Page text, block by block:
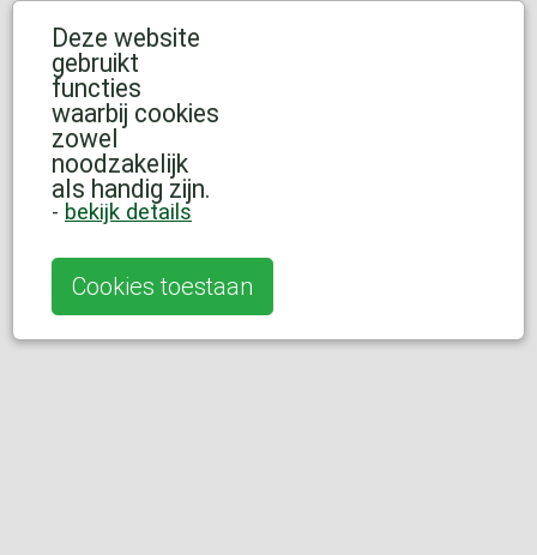
Deze website
gebruikt
functies
waarbij cookies
zowel
noodzakelijk
als handig zijn.
- bekijk details
Cookies toestaan